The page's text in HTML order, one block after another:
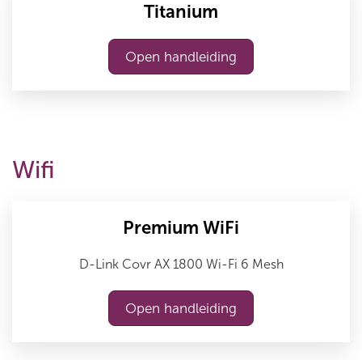
Titanium
Open handleiding
Wifi
Premium WiFi
D-Link Covr AX 1800 Wi-Fi 6 Mesh
Open handleiding